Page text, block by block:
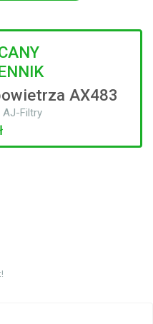
AX483
AJ-Filtry